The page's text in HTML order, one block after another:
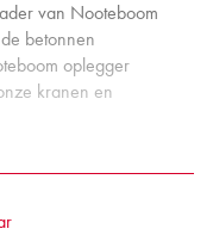
van Nooteboom
betonnen
oplegger
kranen en